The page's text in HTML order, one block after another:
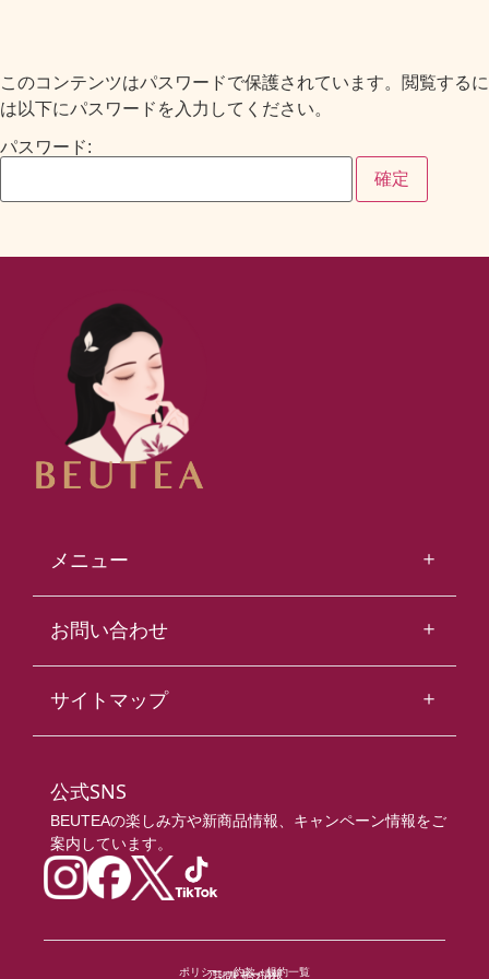
このコンテンツはパスワードで保護されています。閲覧するに
は以下にパスワードを入力してください。
パスワード:
メニュー ＋
フレッシュミルクティー
Fresh Veggie Fruits Tea
フレッシュフルーツティー
Highland Brew Tea
ハイランドブリューティー
Highland Brew Tea Macchiato
ハイランドブリューティーマキアート
お問い合わせ ＋
よくあるご質問
サイトマップ ＋
All Menus
全ての商品
私たちについて
公式SNS
BEUTEAの楽しみ方や新商品情報、キャンペーン情報をご
案内しています。
ポリシー・約款・規約一覧
アレルギー情報
お問い合わせ